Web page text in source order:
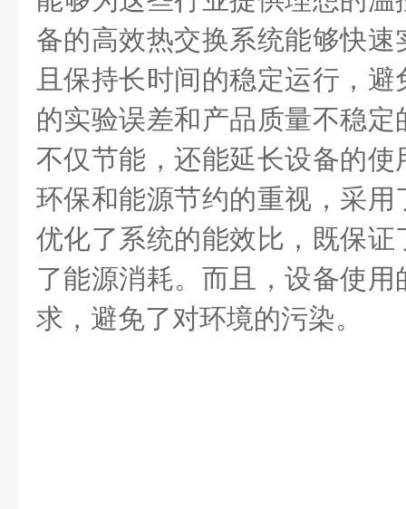
备的高效热交换系统能够快
且保持长时间的稳定运行，
的实验误差和产品质量不稳
不仅节能，还能延长设备的
环保和能源节约的重视，采
优化了系统的能效比，既保
了能源消耗。而且，设备使
求，避免了对环境的污染。